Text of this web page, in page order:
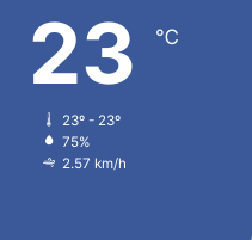
23 ℃
23º - 23º
75%
2.57 km/h